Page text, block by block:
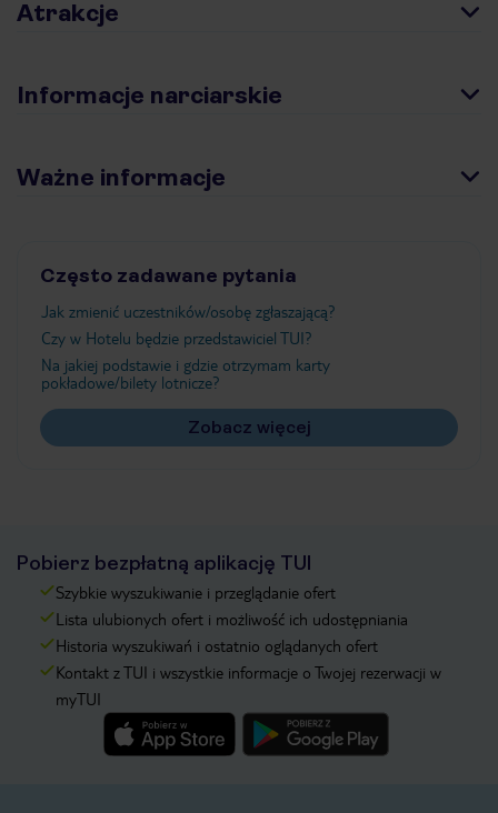
Atrakcje
Informacje narciarskie
Ważne informacje
Często zadawane pytania
Jak zmienić uczestników/osobę zgłaszającą?
Czy w Hotelu będzie przedstawiciel TUI?
Na jakiej podstawie i gdzie otrzymam karty
pokładowe/bilety lotnicze?
Zobacz więcej
Pobierz bezpłatną aplikację TUI
Szybkie wyszukiwanie i przeglądanie ofert
Lista ulubionych ofert i możliwość ich udostępniania
Historia wyszukiwań i ostatnio oglądanych ofert
Kontakt z TUI i wszystkie informacje o Twojej rezerwacji w
myTUI